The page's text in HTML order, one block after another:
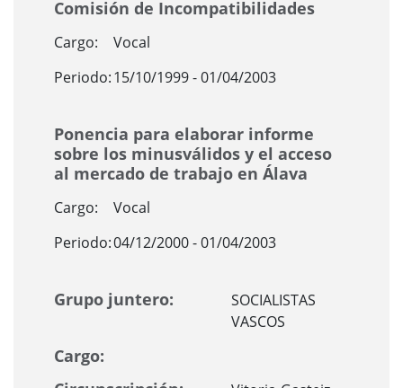
Comisión de Incompatibilidades
Cargo:
Vocal
Periodo:15/10/1999 - 01/04/2003
Ponencia para elaborar informe
sobre los minusválidos y el acceso
al mercado de trabajo en Álava
Cargo:
Vocal
Periodo:04/12/2000 - 01/04/2003
Grupo juntero:
SOCIALISTAS
VASCOS
Cargo: